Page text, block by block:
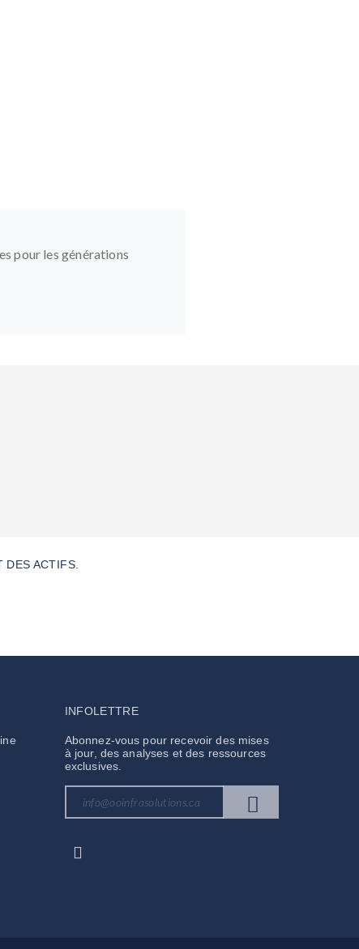
pour les générations
DES ACTIFS.
INFOLETTRE
Abonnez-vous pour recevoir des mises
à jour, des analyses et des ressources
exclusives.